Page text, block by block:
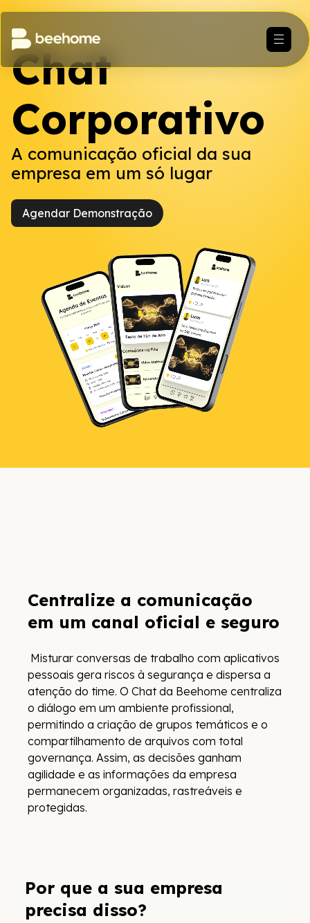
Chat
Corporativo
A comunicação oficial da sua
empresa em um só lugar
Agendar Demonstração
Centralize a comunicação
em um canal oficial e seguro
Misturar conversas de trabalho com aplicativos
pessoais gera riscos à segurança e dispersa a
atenção do time. O Chat da Beehome centraliza
o diálogo em um ambiente profissional,
permitindo a criação de grupos temáticos e o
compartilhamento de arquivos com total
governança. Assim, as decisões ganham
agilidade e as informações da empresa
permanecem organizadas, rastreáveis e
protegidas.
Por que a sua empresa
precisa disso?